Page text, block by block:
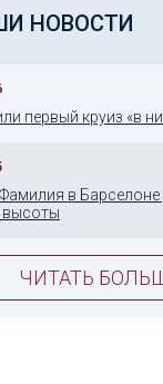
НОВОСТИ
первый круиз «в
в Барселоне
высоты
ЧИТАТЬ